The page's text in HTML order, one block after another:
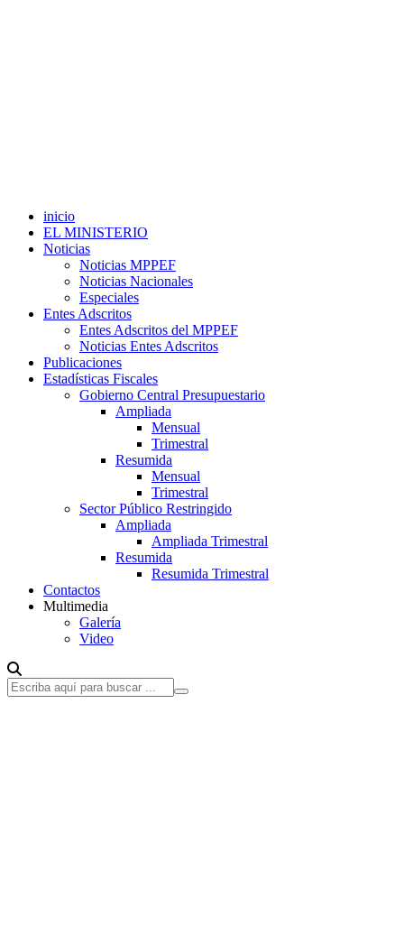
inicio
EL MINISTERIO
Noticias
Noticias MPPEF
Noticias Nacionales
Especiales
Entes Adscritos
Entes Adscritos del MPPEF
Noticias Entes Adscritos
Publicaciones
Estadísticas Fiscales
Gobierno Central Presupuestario
Ampliada
Mensual
Trimestral
Resumida
Mensual
Trimestral
Sector Público Restringido
Ampliada
Ampliada Trimestral
Resumida
Resumida Trimestral
Contactos
Multimedia
Galería
Video